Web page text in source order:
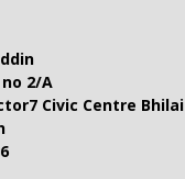
2/A
Civic Centre Bhilai